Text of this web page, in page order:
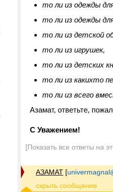
то ли из одежды
то ли из одежды
то ли из детской
то ли из игрушек,
то ли из детских
то ли из какихто
то ли из всего
Азамат, ответьте,
С Уважением!
[Показать все ответы на
АЗАМАТ [